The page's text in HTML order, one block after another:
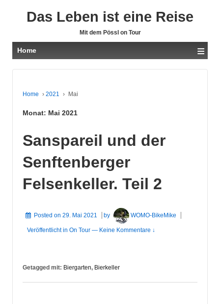
Das Leben ist eine Reise
Mit dem Pössl on Tour
Home ≡
Home › 2021 › Mai
Monat: Mai 2021
Sanspareil und der
Senftenberger
Felsenkeller. Teil 2
Posted on 29. Mai 2021 by WOMO-BikeMike
Veröffentlicht in On Tour — Keine Kommentare ↓
Getagged mit: Biergarten, Bierkeller